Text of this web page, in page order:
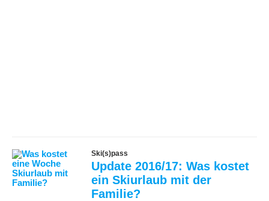
Ski(s)pass
Update 2016/17: Was kostet
ein Skiurlaub mit der
Familie?